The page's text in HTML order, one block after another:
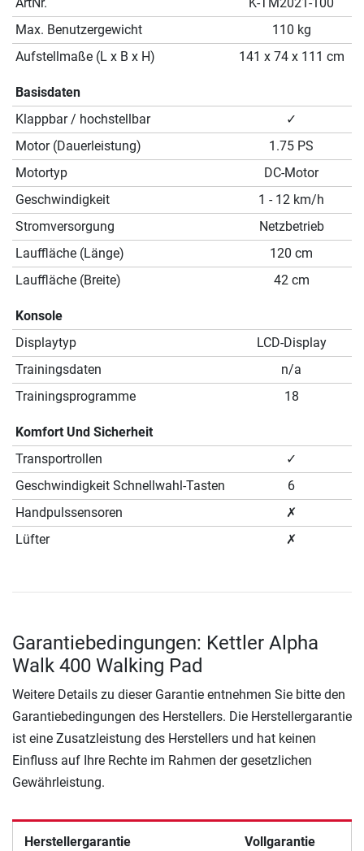
ArtNr.
K-TM2021-100
Max. Benutzergewicht
110 kg
Aufstellmaße (L x B x H)
141 x 74 x 111 cm
Basisdaten
Klappbar / hochstellbar
✓
Motor (Dauerleistung)
1.75 PS
Motortyp
DC-Motor
Geschwindigkeit
1 - 12 km/h
Stromversorgung
Netzbetrieb
Lauffläche (Länge)
120 cm
Lauffläche (Breite)
42 cm
Konsole
Displaytyp
LCD-Display
Trainingsdaten
n/a
Trainingsprogramme
18
Komfort Und Sicherheit
Transportrollen
✓
Geschwindigkeit Schnellwahl-Tasten
6
Handpulssensoren
✗
Lüfter
✗
Garantiebedingungen: Kettler Alpha
Walk 400 Walking Pad
Weitere Details zu dieser Garantie entnehmen Sie bitte den
Garantiebedingungen des Herstellers. Die Herstellergarantie
ist eine Zusatzleistung des Herstellers und hat keinen
Einfluss auf Ihre Rechte im Rahmen der gesetzlichen
Gewährleistung.
Herstellergarantie Vollgarantie